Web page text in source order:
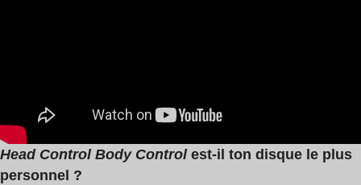
Head Control Body Controlest-il ton disque le plus
personnel ?